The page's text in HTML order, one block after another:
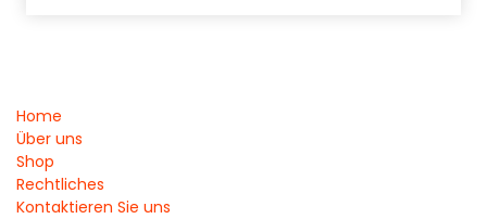
Home
Über uns
Shop
Rechtliches
Kontaktieren Sie uns